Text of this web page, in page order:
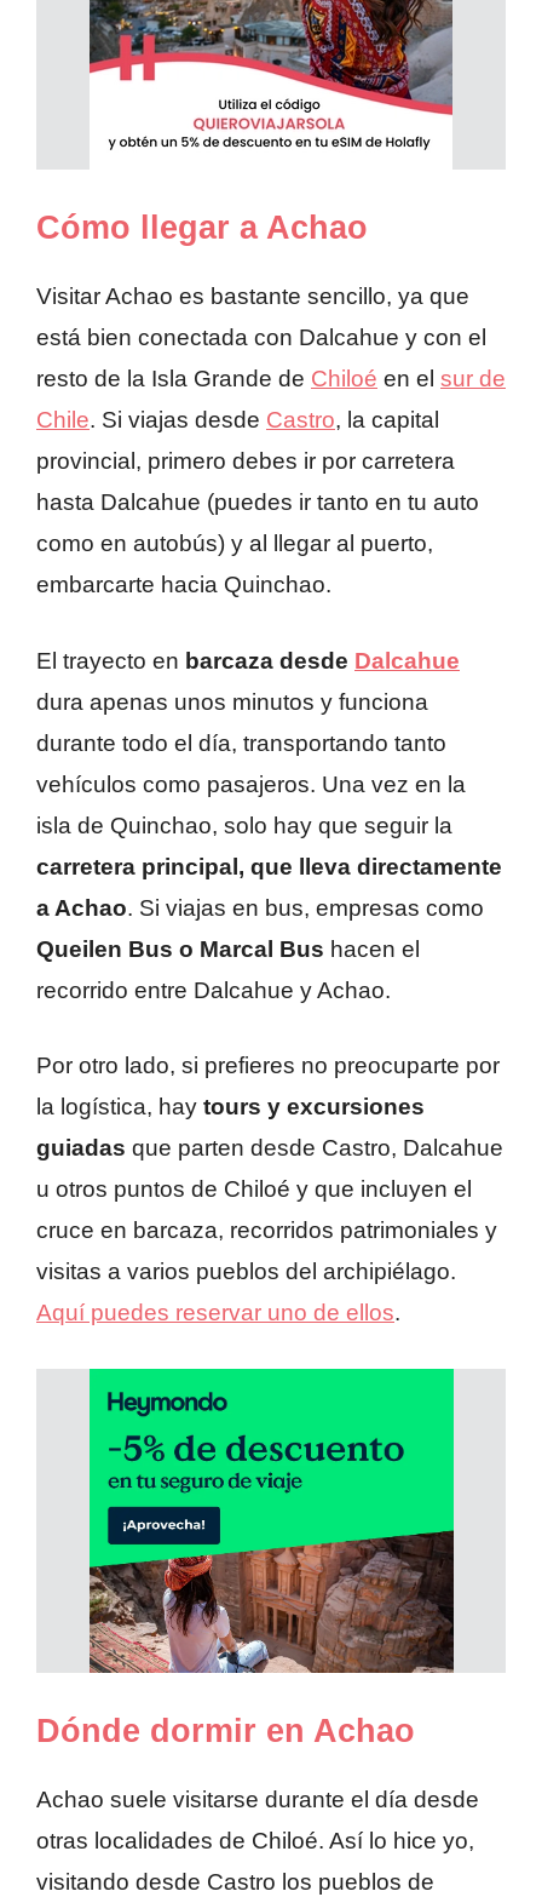
Cómo llegar a Achao
Visitar Achao es bastante sencillo, ya que
está bien conectada con Dalcahue y con el
resto de la Isla Grande de Chiloé en el sur de
Chile. Si viajas desde Castro, la capital
provincial, primero debes ir por carretera
hasta Dalcahue (puedes ir tanto en tu auto
como en autobús) y al llegar al puerto,
embarcarte hacia Quinchao.
El trayecto en barcaza desde Dalcahue
dura apenas unos minutos y funciona
durante todo el día, transportando tanto
vehículos como pasajeros. Una vez en la
isla de Quinchao, solo hay que seguir la
carretera principal, que lleva directamente
a Achao. Si viajas en bus, empresas como
Queilen Bus o Marcal Bus hacen el
recorrido entre Dalcahue y Achao.
Por otro lado, si prefieres no preocuparte por
la logística, hay tours y excursiones
guiadas que parten desde Castro, Dalcahue
u otros puntos de Chiloé y que incluyen el
cruce en barcaza, recorridos patrimoniales y
visitas a varios pueblos del archipiélago.
Aquí puedes reservar uno de ellos.
Dónde dormir en Achao
Achao suele visitarse durante el día desde
otras localidades de Chiloé. Así lo hice yo,
visitando desde Castro los pueblos de